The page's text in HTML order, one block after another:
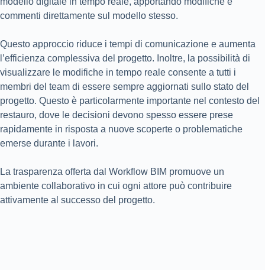
commenti direttamente sul modello stesso.
Questo approccio riduce i tempi di comunicazione e aumenta
l’efficienza complessiva del progetto. Inoltre, la possibilità di
visualizzare le modifiche in tempo reale consente a tutti i
membri del team di essere sempre aggiornati sullo stato del
progetto. Questo è particolarmente importante nel contesto del
restauro, dove le decisioni devono spesso essere prese
rapidamente in risposta a nuove scoperte o problematiche
emerse durante i lavori.
La trasparenza offerta dal Workflow BIM promuove un
ambiente collaborativo in cui ogni attore può contribuire
attivamente al successo del progetto.